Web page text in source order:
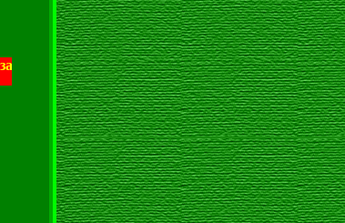
В.П. - 411; Зайцеву Н.А. - 411; Пивкину И.И. -